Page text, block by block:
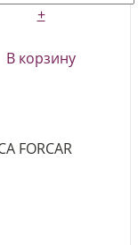
+
В корзину
FORCAR